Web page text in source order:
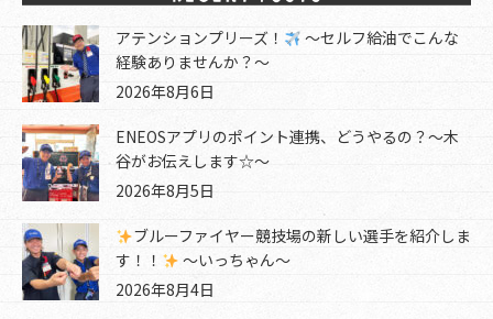
アテンションプリーズ！
～セルフ給油でこんな
経験ありませんか？～
2026年8月6日
ENEOSアプリのポイント連携、どうやるの？～木
谷がお伝えします☆～
2026年8月5日
ブルーファイヤー競技場の新しい選手を紹介しま
す！！
～いっちゃん～
2026年8月4日